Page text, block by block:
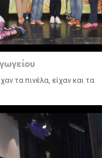
τα πινέλα, είχαν και τα